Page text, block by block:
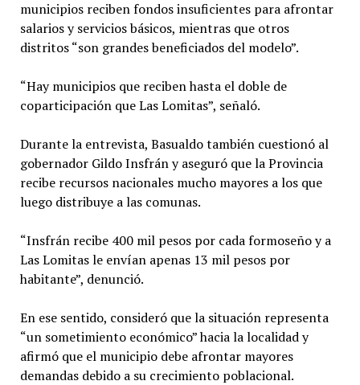
municipios reciben fondos insuficientes para afrontar
salarios y servicios básicos, mientras que otros
distritos “son grandes beneficiados del modelo”.
“Hay municipios que reciben hasta el doble de
coparticipación que Las Lomitas”, señaló.
Durante la entrevista, Basualdo también cuestionó al
gobernador Gildo Insfrán y aseguró que la Provincia
recibe recursos nacionales mucho mayores a los que
luego distribuye a las comunas.
“Insfrán recibe 400 mil pesos por cada formoseño y a
Las Lomitas le envían apenas 13 mil pesos por
habitante”, denunció.
En ese sentido, consideró que la situación representa
“un sometimiento económico” hacia la localidad y
afirmó que el municipio debe afrontar mayores
demandas debido a su crecimiento poblacional.